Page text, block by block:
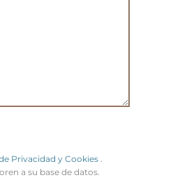
Privacidad y Cookies
a su base de datos.